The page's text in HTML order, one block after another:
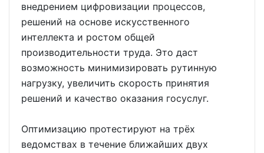
внедрением цифровизации процессов,
решений на основе искусственного
интеллекта и ростом общей
производительности труда. Это даст
возможность минимизировать рутинную
нагрузку, увеличить скорость принятия
решений и качество оказания госуслуг.
Оптимизацию протестируют на трёх
ведомствах в течение ближайших двух